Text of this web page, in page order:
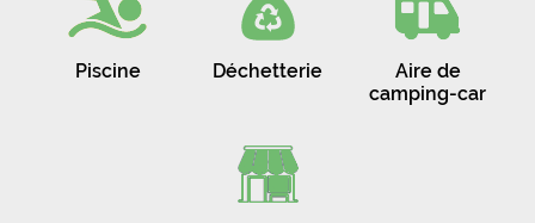
Piscine Déchetterie
Aire de
camping-car